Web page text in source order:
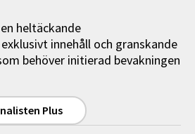
heltäckande
innehåll och granskande
behöver initierad bevakningen
Plus